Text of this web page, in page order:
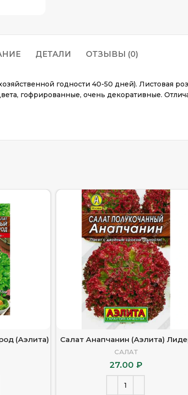
ДЕТАЛИ ОТЗЫВЫ (0)
годности 40-50 дней). Листовая
гофрированные, очень декоративные.
(Аэлита) Салат Анапчанин (Аэлита)
САЛАТ
27.00₽